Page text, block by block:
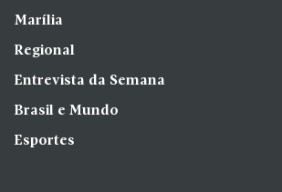
Marília
Regional
Entrevista da Semana
Brasil e Mundo
Esportes